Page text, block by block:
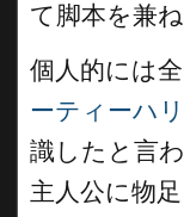
て脚本を兼ね
個人的には
ーティーハ
識したと言
主人公に物